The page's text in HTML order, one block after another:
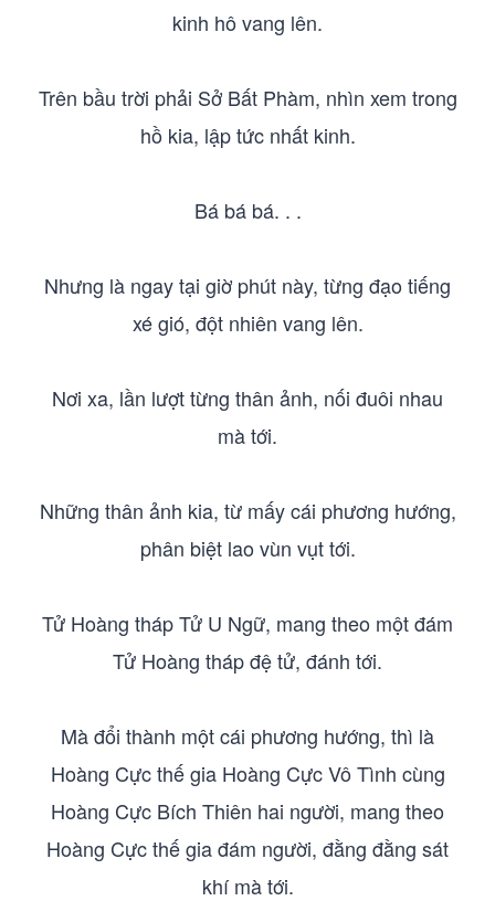
kinh hô vang lên.
Trên bầu trời phải Sở Bất Phàm, nhìn xem trong
hồ kia, lập tức nhất kinh.
Bá bá bá. . .
Nhưng là ngay tại giờ phút này, từng đạo tiếng
xé gió, đột nhiên vang lên.
Nơi xa, lần lượt từng thân ảnh, nối đuôi nhau
mà tới.
Những thân ảnh kia, từ mấy cái phương hướng,
phân biệt lao vùn vụt tới.
Tử Hoàng tháp Tử U Ngữ, mang theo một đám
Tử Hoàng tháp đệ tử, đánh tới.
Mà đổi thành một cái phương hướng, thì là
Hoàng Cực thế gia Hoàng Cực Vô Tình cùng
Hoàng Cực Bích Thiên hai người, mang theo
Hoàng Cực thế gia đám người, đằng đằng sát
khí mà tới.